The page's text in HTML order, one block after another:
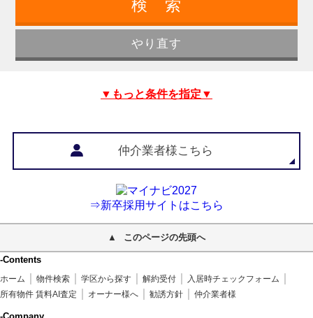
▼もっと条件を指定▼
仲介業者様こちら
⇒新卒採用サイトはこちら
このページの先頭へ
-Contents
ホーム 物件検索 学区から探す 解約受付
入居時チェックフォーム
所有物件 賃料AI査定
オーナー様へ 勧誘方針 仲介業者様